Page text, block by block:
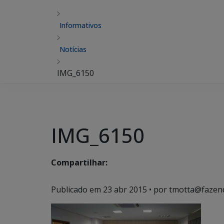
Informativos
Notícias
IMG_6150
IMG_6150
Compartilhar:
Publicado em 23 abr 2015 • por